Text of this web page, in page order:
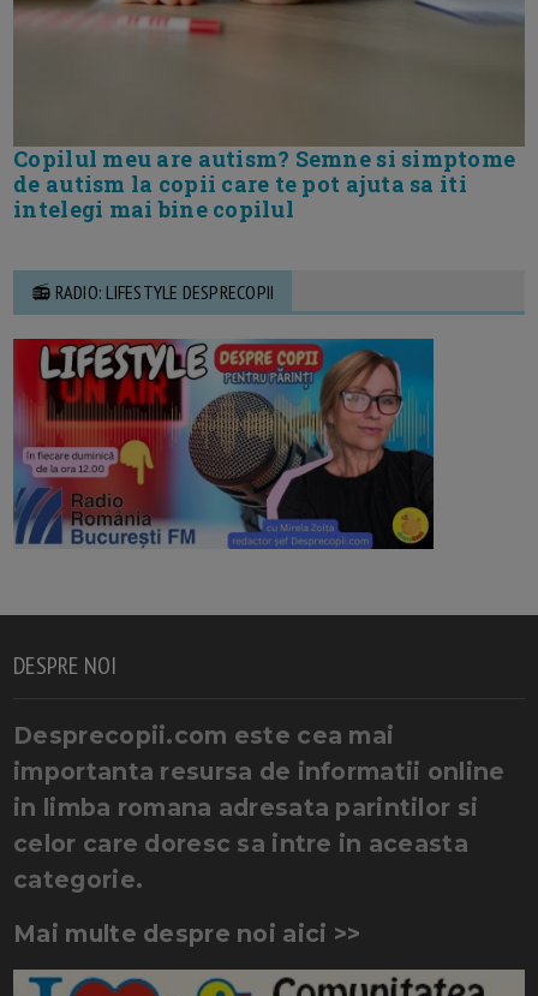
Copilul meu are autism? Semne si simptome
de autism la copii care te pot ajuta sa iti
intelegi mai bine copilul
📻 RADIO: LIFESTYLE DESPRECOPII
DESPRE NOI
Desprecopii.com este cea mai
importanta resursa de informatii online
in limba romana adresata parintilor si
celor care doresc sa intre in aceasta
categorie.
Mai multe despre noi aici >>